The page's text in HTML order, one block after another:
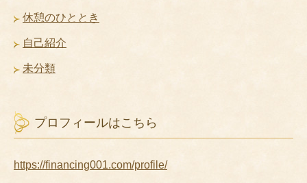
休憩のひととき
自己紹介
未分類
プロフィールはこちら
https://financing001.com/profile/